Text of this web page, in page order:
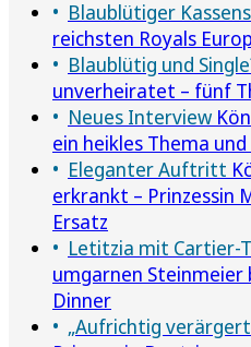
Blaublütiger
reichsten Royals
Blaublütig und
unverheiratet – fünf
Neues Interview
ein heikles Thema
Eleganter Auftritt
erkrankt – Prinzessin
Ersatz
Letitzia mit Cartier-
umgarnen Steinmeier
Dinner
„Aufrichtig